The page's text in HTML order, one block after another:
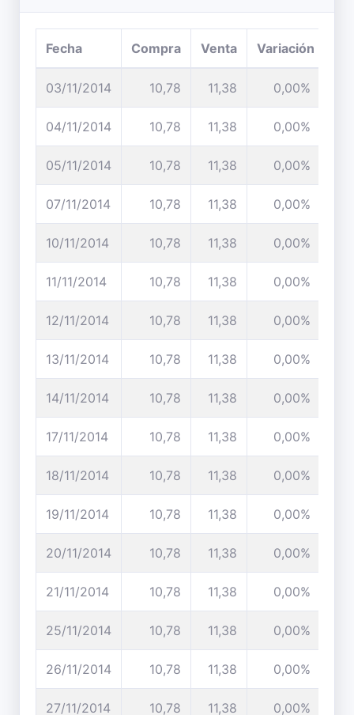
Fecha Compra Venta Variación
03/11/2014 10,78 11,38 0,00%
04/11/2014 10,78 11,38 0,00%
05/11/2014 10,78 11,38 0,00%
07/11/2014 10,78 11,38 0,00%
10/11/2014 10,78 11,38 0,00%
11/11/2014 10,78 11,38 0,00%
12/11/2014 10,78 11,38 0,00%
13/11/2014 10,78 11,38 0,00%
14/11/2014 10,78 11,38 0,00%
17/11/2014 10,78 11,38 0,00%
18/11/2014 10,78 11,38 0,00%
19/11/2014 10,78 11,38 0,00%
20/11/2014 10,78 11,38 0,00%
21/11/2014 10,78 11,38 0,00%
25/11/2014 10,78 11,38 0,00%
26/11/2014 10,78 11,38 0,00%
27/11/2014 10,78 11,38 0,00%